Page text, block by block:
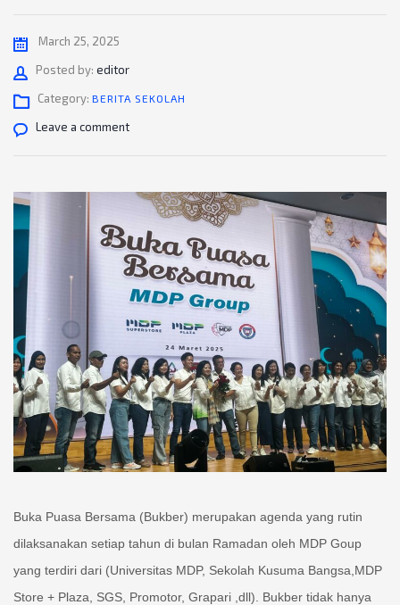
March 25, 2025
Posted by: Author
editor
Category: BERITA SEKOLAH
Leave a comment
Buka Puasa Bersama (Bukber) merupakan agenda yang rutin
dilaksanakan setiap tahun di bulan Ramadan oleh MDP Goup
yang terdiri dari (Universitas MDP, Sekolah Kusuma Bangsa,MDP
Store + Plaza, SGS, Promotor, Grapari ,dll). Bukber tidak hanya